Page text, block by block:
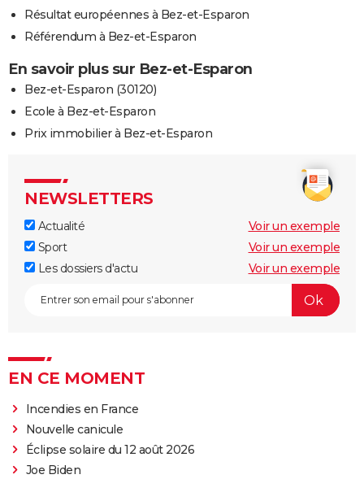
Résultat européennes à Bez-et-Esparon
Référendum à Bez-et-Esparon
En savoir plus sur Bez-et-Esparon
Bez-et-Esparon (30120)
Ecole à Bez-et-Esparon
Prix immobilier à Bez-et-Esparon
NEWSLETTERS
Actualité
Voir un exemple
Sport
Voir un exemple
Les dossiers d'actu
Voir un exemple
EN CE MOMENT
Incendies en France
Nouvelle canicule
Éclipse solaire du 12 août 2026
Joe Biden